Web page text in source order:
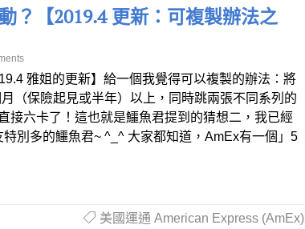
？【2019.4 更新：可複製辦法之
雅姐的更新】給一個我覺得可以複製的辦法：將
（保險起見或半年）以上，同時跳兩張不同系列的
接六卡了！這也就是鱷魚君提到的猜想二，我已經
別多的鱷魚君~ ^_^ 大家都知道，AmEx有一個」5
美國運通 American Express (AmEx)